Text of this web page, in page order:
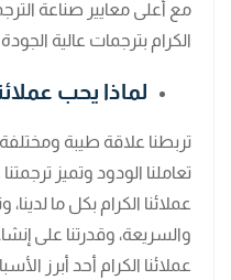
مع أعلى معايير صناعة
الكرام بترجمات عالية
لماذا يحب
تربطنا علاقة طيبة
تعاملنا الودود وتميز
عملائنا الكرام بكل ما
والسريعة، وقدرتنا على
عملائنا الكرام أحد أبرز